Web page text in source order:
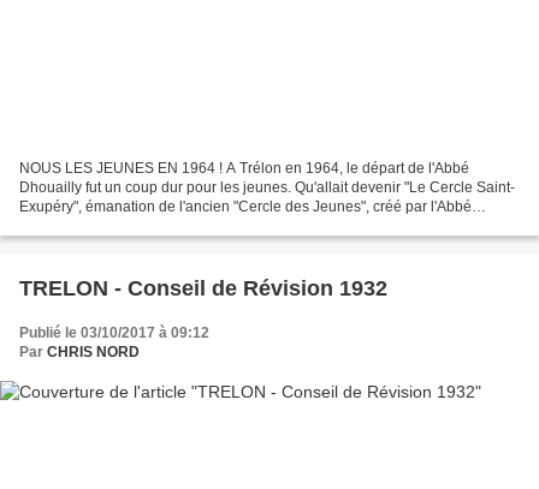
NOUS LES JEUNES EN 1964 ! A Trélon en 1964, le départ de l'Abbé
Dhouailly fut un coup dur pour les jeunes. Qu'allait devenir "Le Cercle Saint-
Exupéry", émanation de l'ancien "Cercle des Jeunes", créé par l'Abbé
TRELON - Conseil de Révision 1932
Publié le 03/10/2017 à 09:12
Par CHRIS NORD